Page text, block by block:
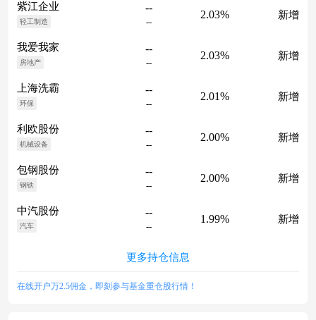
紫江企业
轻工制造
--
--
2.03% 新增
我爱我家
房地产
--
--
2.03% 新增
上海洗霸
环保
--
--
2.01% 新增
利欧股份
机械设备
--
--
2.00% 新增
包钢股份
钢铁
--
--
2.00% 新增
中汽股份
汽车
--
--
1.99% 新增
更多持仓信息
在线开户万2.5佣金，即刻参与基金重仓股行情！